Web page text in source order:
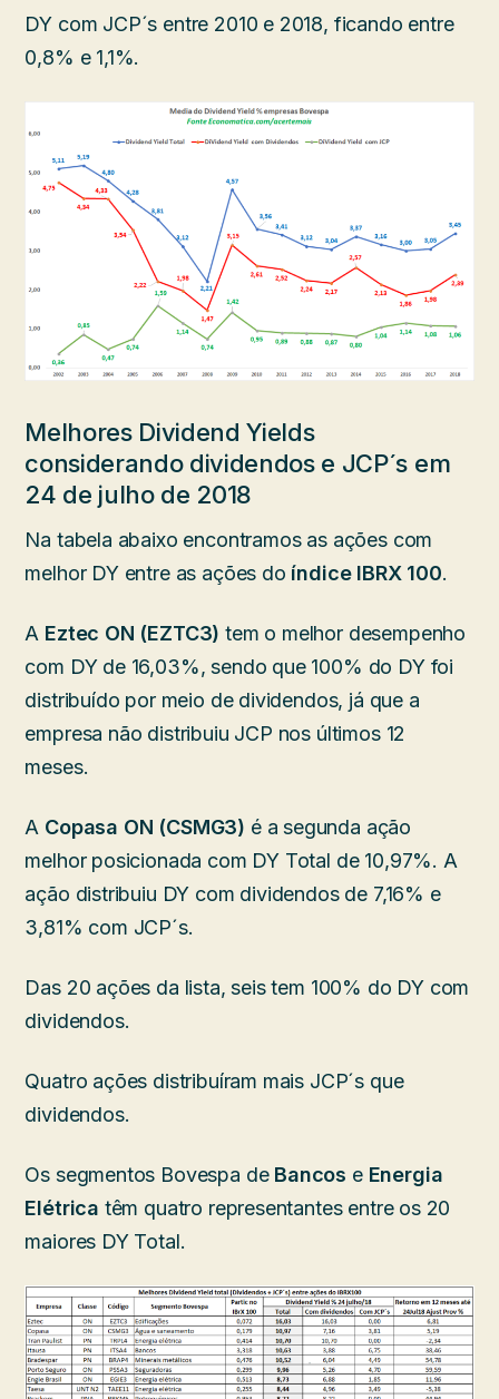
DY com JCP´s entre 2010 e 2018, ficando entre
0,8% e 1,1%.
Melhores Dividend Yields
considerando dividendos e JCP´s em
24 de julho de 2018
Na tabela abaixo encontramos as ações com
melhor DY entre as ações do índice IBRX 100.
A Eztec ON (EZTC3) tem o melhor desempenho
com DY de 16,03%, sendo que 100% do DY foi
distribuído por meio de dividendos, já que a
empresa não distribuiu JCP nos últimos 12
meses.
A Copasa ON (CSMG3) é a segunda ação
melhor posicionada com DY Total de 10,97%. A
ação distribuiu DY com dividendos de 7,16% e
3,81% com JCP´s.
Das 20 ações da lista, seis tem 100% do DY com
dividendos.
Quatro ações distribuíram mais JCP´s que
dividendos.
Os segmentos Bovespa deBancos e Energia
Elétrica têm quatro representantes entre os 20
maiores DY Total.